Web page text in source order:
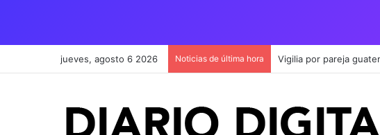
jueves, agosto 6 2026 Noticias de última hora